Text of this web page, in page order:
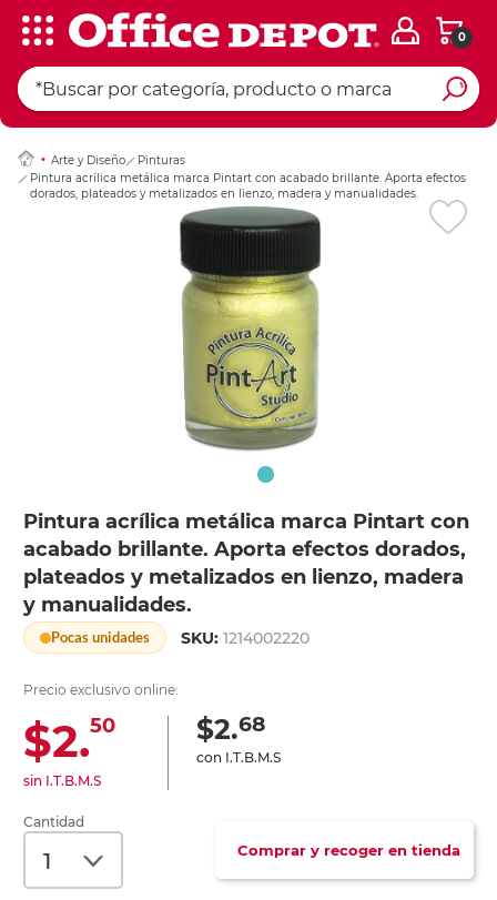
0
Arte y Diseño
Pinturas
Pintura acrílica metálica marca Pintart con acabado brillante. Aporta efectos
dorados, plateados y metalizados en lienzo, madera y manualidades.
Pintura acrílica metálica marca Pintart con
acabado brillante. Aporta efectos dorados,
plateados y metalizados en lienzo, madera
y manualidades.
Pocas unidades SKU:1214002220
Precio exclusivo online:
$2.50
sin I.T.B.M.S
$2.68
con I.T.B.M.S
Cantidad
Comprar y recoger en tienda
Ingresar Codigo